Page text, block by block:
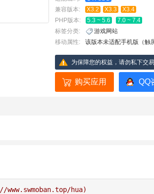
兼容版本:
X3.2 X3.3
X3.4
PHP版本:
5.3 ~ 5.6
7.0 ~ 7.4
标签分类:
游戏网站
移动属性:
该版本未适配手机版（触
为保障您的权益，请勿私下交
购买应用 QQ
//www.swmoban.top/hua)